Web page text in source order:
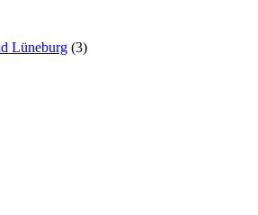
Lüneburg (3)